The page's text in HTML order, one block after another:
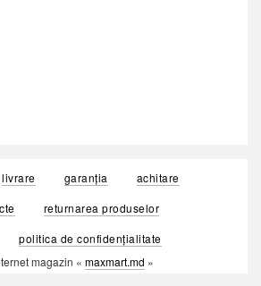
livrare garanția
achitare
returnarea produselor
politica de confidențialitate
magazin « maxmart.md »